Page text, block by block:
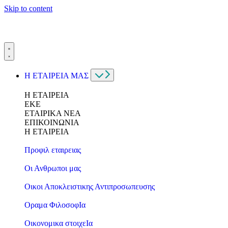
Skip to content
Η ΕΤΑΙΡΕΙΑ ΜΑΣ
Η ΕΤΑΙΡΕΙΑ
ΕΚΕ
ΕΤΑΙΡΙΚΑ ΝΕΑ
ΕΠΙΚΟΙΝΩΝΙΑ
Η ΕΤΑΙΡΕΙΑ
Προφιλ εταιρειας
Οι Ανθρωποι μας
Οικοι Αποκλειστικης Αντιπροσωπευσης
Οραμα ΦιλοσοφΙα
Οικονομικα στοιχεΙα